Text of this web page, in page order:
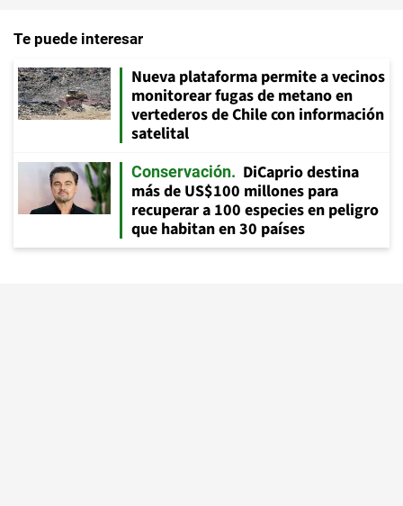
Te puede interesar
Nueva plataforma permite a vecinos
monitorear fugas de metano en
vertederos de Chile con información
satelital
Conservación
DiCaprio destina
más de US$100 millones para
recuperar a 100 especies en peligro
que habitan en 30 países